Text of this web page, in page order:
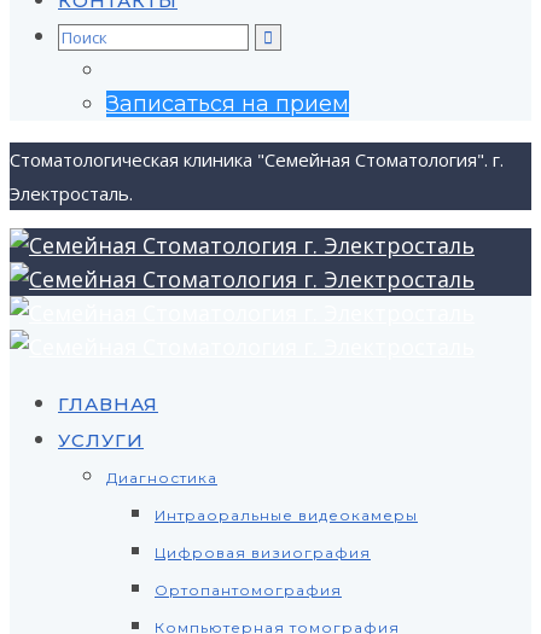
Search
for:
Записаться на прием
Стоматологическая клиника "Семейная Стоматология". г.
Электросталь.
ГЛАВНАЯ
УСЛУГИ
Диагностика
Интраоральные видеокамеры
Цифровая визиография
Ортопантомография
Компьютерная томография